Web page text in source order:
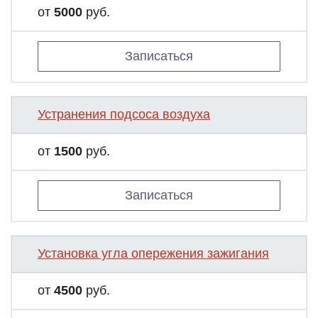
от 5000 руб.
Записаться
Устранения подсоса воздуха
от 1500 руб.
Записаться
Установка угла опережения зажигания
от 4500 руб.